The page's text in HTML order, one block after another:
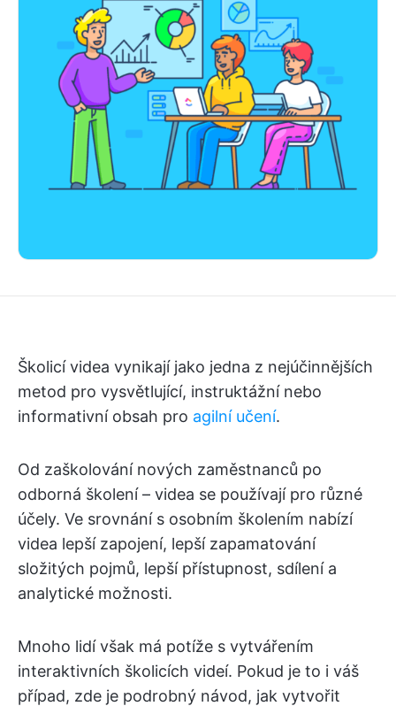
Školicí videa vynikají jako jedna z nejúčinnějších
metod pro vysvětlující, instruktážní nebo
informativní obsah pro agilní učení.
Od zaškolování nových zaměstnanců po
odborná školení – videa se používají pro různé
účely. Ve srovnání s osobním školením nabízí
videa lepší zapojení, lepší zapamatování
složitých pojmů, lepší přístupnost, sdílení a
analytické možnosti.
Mnoho lidí však má potíže s vytvářením
interaktivních školicích videí. Pokud je to i váš
případ, zde je podrobný návod, jak vytvořit